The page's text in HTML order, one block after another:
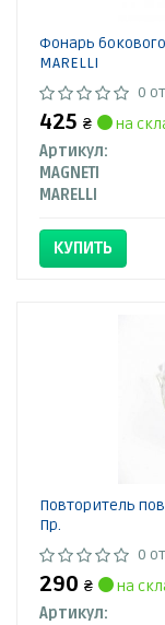
Фонарь бокового
MARELLI
0
425 ₴
на
Артикул:
MAGNETI
MARELLI
КУПИТЬ
Повторитель
Пр.
0
290 ₴
на
Артикул: